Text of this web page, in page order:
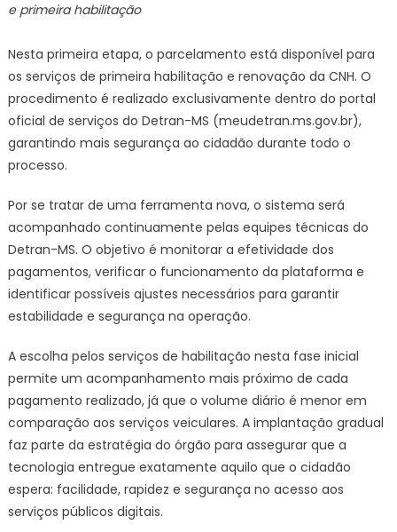
e primeira habilitação
Nesta primeira etapa, o parcelamento está disponível para
os serviços de primeira habilitação e renovação da CNH. O
procedimento é realizado exclusivamente dentro do portal
oficial de serviços do Detran-MS (meudetran.ms.gov.br),
garantindo mais segurança ao cidadão durante todo o
processo.
Por se tratar de uma ferramenta nova, o sistema será
acompanhado continuamente pelas equipes técnicas do
Detran-MS. O objetivo é monitorar a efetividade dos
pagamentos, verificar o funcionamento da plataforma e
identificar possíveis ajustes necessários para garantir
estabilidade e segurança na operação.
A escolha pelos serviços de habilitação nesta fase inicial
permite um acompanhamento mais próximo de cada
pagamento realizado, já que o volume diário é menor em
comparação aos serviços veiculares. A implantação gradual
faz parte da estratégia do órgão para assegurar que a
tecnologia entregue exatamente aquilo que o cidadão
espera: facilidade, rapidez e segurança no acesso aos
serviços públicos digitais.